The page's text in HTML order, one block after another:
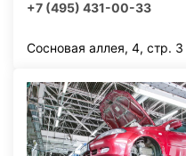
+7 (495) 431-00-33
Сосновая аллея, 4, стр. 3